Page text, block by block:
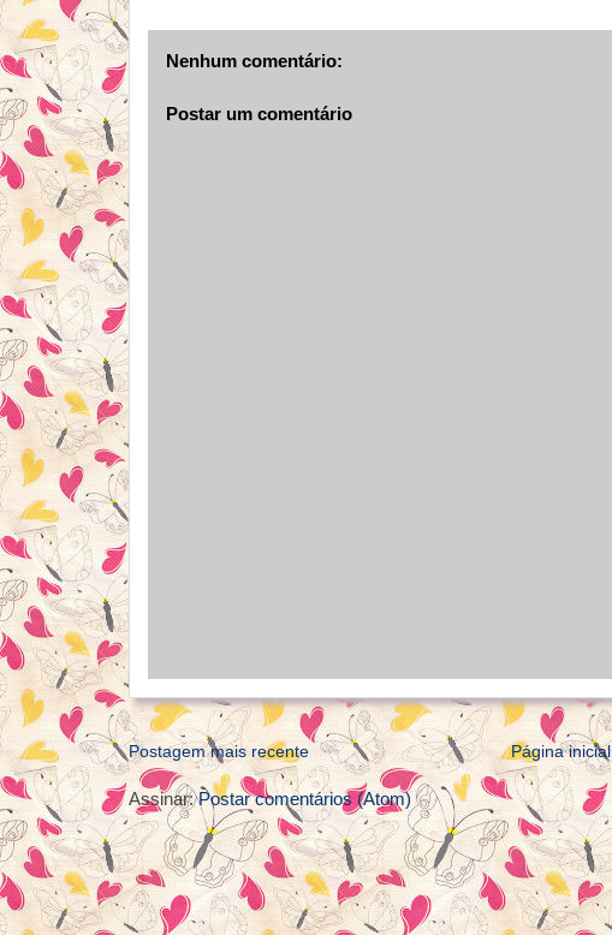
Nenhum comentário:
Postar um comentário
Postagem mais recente Página inicial
Assinar:Postar comentários (Atom)